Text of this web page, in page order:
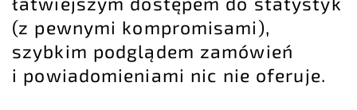
(z pewnymi kompromisami),
szybkim podglądem zamówień
i powiadomieniami nic nie oferuje.